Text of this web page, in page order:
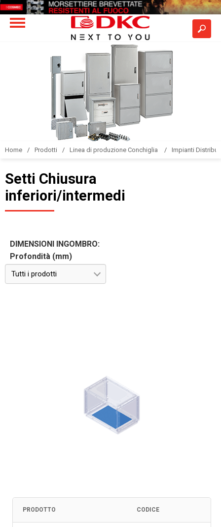
Home Prodotti Linea di produzione Conchiglia Impianti
Setti Chiusura
inferiori/intermedi
DIMENSIONI INGOMBRO:
Profondità (mm)
Tutti i prodotti
PRODOTTO CODICE